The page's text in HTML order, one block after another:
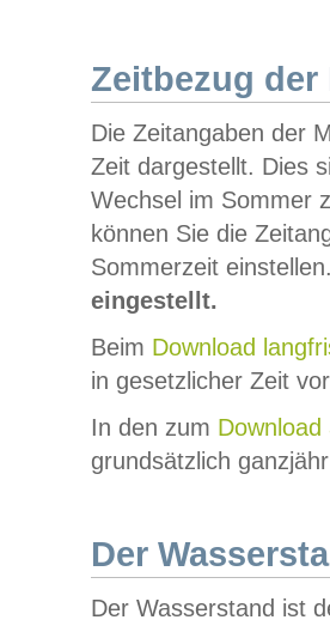
Zeitbezug der
Die Zeitangaben der
Zeit dargestellt. Dies
Wechsel im Sommer
können Sie die
Sommerzeit
eingestellt.
Beim Download
in gesetzlicher Zeit
In den zum Download
grundsätzlich
Der
Der Wasserstand ist